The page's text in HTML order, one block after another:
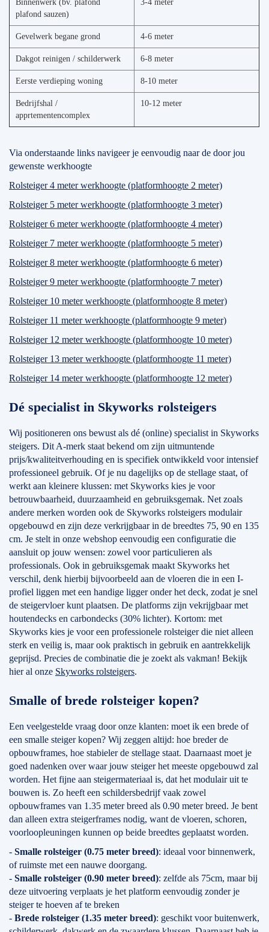
Binnenwerk (bv. plafond
plafond sauzen)
3-4 meter
Gevelwerk begane grond 4-6 meter
Dakgot reinigen / schilderwerk 6-8 meter
Eerste verdieping woning 8-10 meter
Bedrijfshal /
apprtementencomplex
10-12 meter
Via onderstaande links navigeer je eenvoudig naar de door jou
gewenste werkhoogte
Rolsteiger 4 meter werkhoogte (platformhoogte 2 meter)
Rolsteiger 5 meter werkhoogte (platformhoogte 3 meter)
Rolsteiger 6 meter werkhoogte (platformhoogte 4 meter)
Rolsteiger 7 meter werkhoogte (platformhoogte 5 meter)
Rolsteiger 8 meter werkhoogte (platformhoogte 6 meter)
Rolsteiger 9 meter werkhoogte (platformhoogte 7 meter)
Rolsteiger 10 meter werkhoogte (platformhoogte 8 meter)
Rolsteiger 11 meter werkhoogte (platformhoogte 9 meter)
Rolsteiger 12 meter werkhoogte (platformhoogte 10 meter)
Rolsteiger 13 meter werkhoogte (platformhoogte 11 meter)
Rolsteiger 14 meter werkhoogte (platformhoogte 12 meter)
Dé specialist in Skyworks rolsteigers
Wij positioneren ons bewust als dé (online) specialist in Skyworks
steigers. Dit A-merk staat bekend om zijn uitmuntende
prijs/kwaliteitverhouding en is specifiek ontwikkeld voor intensief
professioneel gebruik. Of je nu dagelijks op de stellage staat, of
werkt aan kleinere klussen: met Skyworks kies je voor
betrouwbaarheid, duurzaamheid en gebruiksgemak. Net zoals
andere merken worden ook de Skyworks rolsteigers modulair
opgebouwd en zijn deze verkrijgbaar in de breedtes 75, 90 en 135
cm. Je stelt in onze webshop eenvoudig een configuratie die
aansluit op jouw wensen: zowel voor particulieren als
professionals. Ook in gebruiksgemak maakt Skyworks het
verschil, denk hierbij bijvoorbeeld aan de vloeren die in een I-
profiel liggen met een handige ligger onder het deck, zodat je snel
de steigervloer kunt plaatsen. De platforms zijn vekrijgbaar met
houtendecks en carbondecks (30% lichter). Kortom: met
Skyworks kies je voor een professionele rolsteiger die niet alleen
sterk en veilig is, maar ook praktisch in gebruik en aantrekkelijk
geprijsd. Precies de combinatie die je zoekt als vakman! Bekijk
hier al onze Skyworks rolsteigers.
Smalle of brede rolsteiger kopen?
Een veelgestelde vraag door onze klanten: moet ik een brede of
een smalle steiger kopen? Wij zeggen altijd: hoe breder de
opbouwframes, hoe stabieler de stellage staat. Daarnaast moet je
goed nadenken over waar jouw steiger het meeste opgebouwd zal
worden. Het fijne aan steigermateriaal is, dat het modulair uit te
bouwen is. Zo heeft een schildersbedrijf vaak zowel
opbouwframes van 1.35 meter breed als 0.90 meter breed. Je bent
dan alleen extra steigerframes nodig, want de vloeren, schoren,
voorloopleuningen kunnen op beide breedtes geplaatst worden.
- Smalle rolsteiger (0.75 meter breed): ideaal voor binnenwerk,
of ruimste met een nauwe doorgang.
- Smalle rolsteiger (0.90 meter breed): zelfde als 75cm, maar bij
deze uitvoering verplaats je het platform eenvoudig zonder je
steiger te hoeven af te breken
- Brede rolsteiger (1.35 meter breed): geschikt voor buitenwerk,